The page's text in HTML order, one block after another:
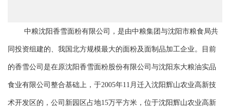
中粮沈阳香雪面粉有限公司，是由中粮集团与沈阳市粮食局共
同投资组建的、我国北方规模最大的面粉及面制品加工企业。目前
的香雪公司是在原沈阳香雪面粉股份有限公司与沈阳东大粮油实品
食业有限公司整合基础上，于2005年11月迁入沈阳辉山农业高新技
术开发区的，公司新园区占地15万平方米，位于沈阳辉山农业高新